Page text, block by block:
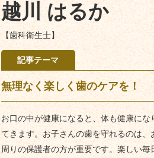
越川 はるか
【歯科衛生士】
記事テーマ
無理なく楽しく歯のケアを！
お口の中が健康になると、体も健康にな
てきます。お子さんの歯を守れるのは、
周りの保護者の方が重要です。楽しい毎